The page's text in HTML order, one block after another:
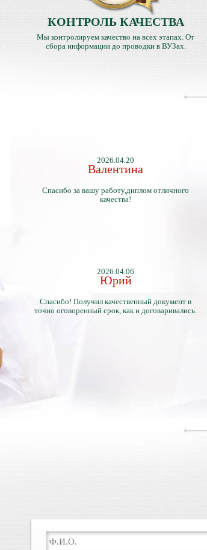
КОНТРОЛЬ КАЧЕСТВА
Мы контролируем качество на всех этапах. От
сбора информации до проводки в ВУЗах.
2026.04.20
Валентина
Спасибо за вашу работу,диплом отличного
качества!
2026.04.06
Юрий
Спасибо! Получил качественный документ в
точно оговоренный срок, как и договаривались.